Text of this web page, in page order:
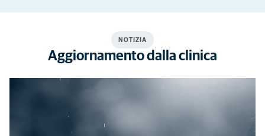
NOTIZIA
Aggiornamento dalla clinica